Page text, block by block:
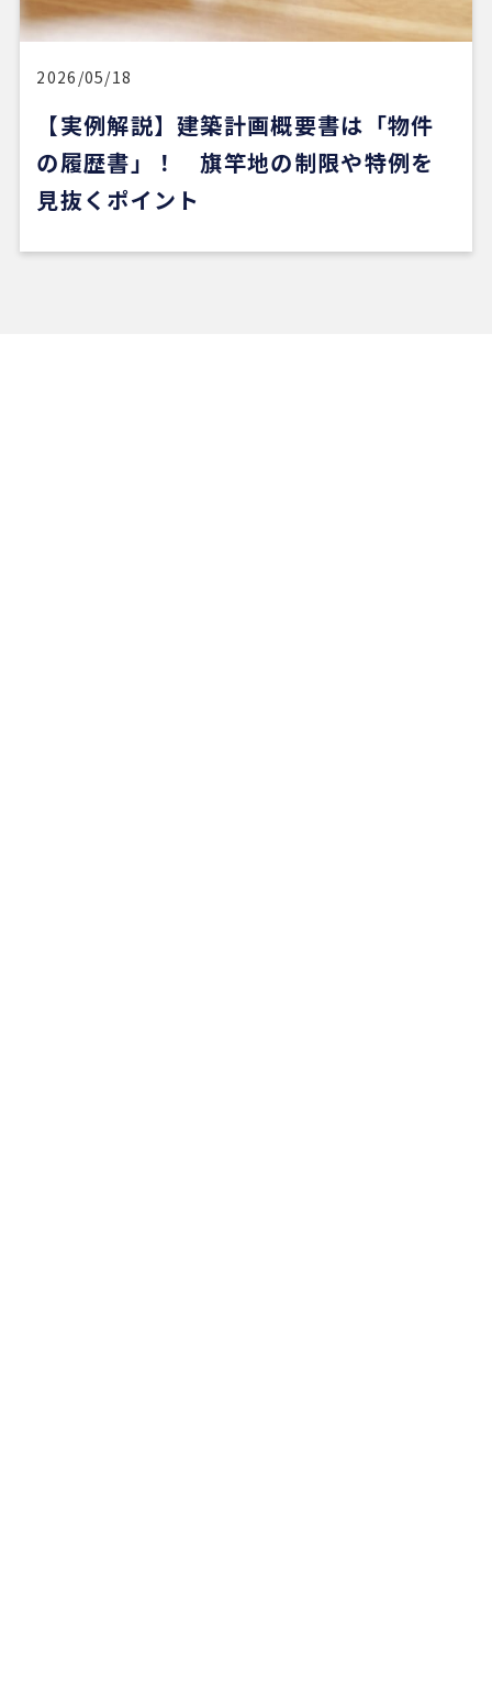
2026/05/18
【実例解説】建築計画概要書は「物件
の履歴書」！ 旗竿地の制限や特例を
見抜くポイント